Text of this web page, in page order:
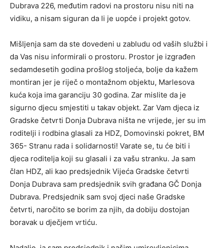
Dubrava 226, međutim radovi na prostoru nisu niti na
vidiku, a nisam siguran da li je uopće i projekt gotov.
Mišljenja sam da ste dovedeni u zabludu od vaših službi i
da Vas nisu informirali o prostoru. Prostor je izgrađen
sedamdesetih godina prošlog stoljeća, bolje da kažem
montiran jer je riječ o montažnom objektu, Marlesova
kuća koja ima garanciju 30 godina. Zar mislite da je
sigurno djecu smjestiti u takav objekt. Zar Vam djeca iz
Gradske četvrti Donja Dubrava ništa ne vrijede, jer su im
roditelji i rodbina glasali za HDZ, Domovinski pokret, BM
365- Stranu rada i solidarnosti! Varate se, tu će biti i
djeca roditelja koji su glasali i za vašu stranku. Ja sam
član HDZ, ali kao predsjednik Vijeća Gradske četvrti
Donja Dubrava sam predsjednik svih građana GČ Donja
Dubrava. Predsjednik sam svoj djeci naše Gradske
četvrti, naročito se borim za njih, da dobiju dostojan
boravak u dječjem vrtiću.